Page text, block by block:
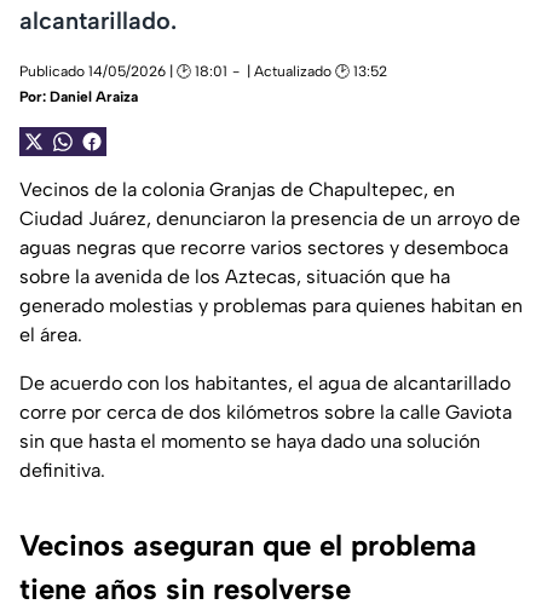
alcantarillado.
Publicado 14/05/2026 | 🕑 18:01
| Actualizado 🕑 13:52
Por: Daniel Araiza
Vecinos de la colonia Granjas de Chapultepec, en
Ciudad Juárez, denunciaron la presencia de un arroyo de
aguas negras que recorre varios sectores y desemboca
sobre la avenida de los Aztecas, situación que ha
generado molestias y problemas para quienes habitan en
el área.
De acuerdo con los habitantes, el agua de alcantarillado
corre por cerca de dos kilómetros sobre la calle Gaviota
sin que hasta el momento se haya dado una solución
definitiva.
Vecinos aseguran que el problema
tiene años sin resolverse